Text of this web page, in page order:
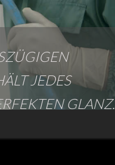
JEDES
GLANZ.